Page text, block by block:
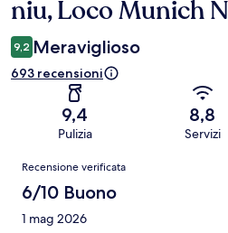
niu, Loco Munich
9,2 Meraviglioso
693 recensioni
9,4
Pulizia
8,8
Servizi
Recensioni
Recensione verificata
6/10 Buono
1 mag 2026